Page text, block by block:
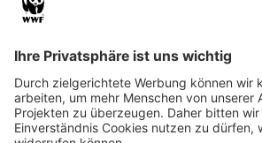
WWF Deutschland
Reinhardtstr. 18